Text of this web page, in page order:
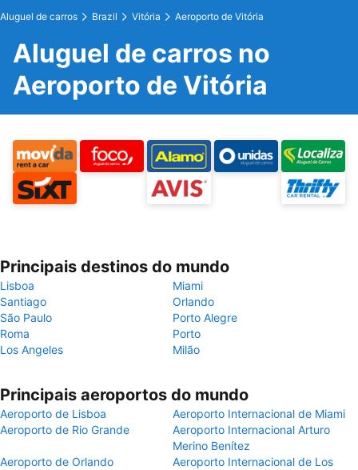
Aluguel de carros Brazil Vitória Aeroporto de Vitória
Aluguel de carros no
Aeroporto de Vitória
Principais destinos do mundo
Lisboa
Miami
Santiago
Orlando
São Paulo
Porto Alegre
Roma
Porto
Los Angeles
Milão
Principais aeroportos do mundo
Aeroporto de Lisboa
Aeroporto Internacional de Miami
Aeroporto de Rio Grande
Aeroporto Internacional Arturo
Merino Benítez
Aeroporto de Orlando
Aeroporto Internacional de Los